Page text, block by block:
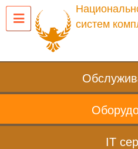
систем
IT